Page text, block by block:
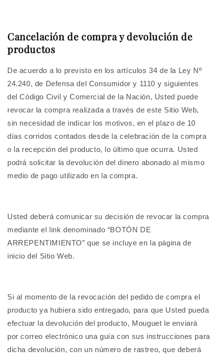
Cancelación de compra y devolución de
productos
De acuerdo a lo previsto en los artículos 34 de la Ley Nº
24.240, de Defensa del Consumidor y 1110 y siguientes
del Código Civil y Comercial de la Nación, Usted puede
revocar la compra realizada a través de este Sitio Web,
sin necesidad de indicar los motivos, en el plazo de 10
días corridos contados desde la celebración de la compra
o la recepción del producto, lo último que ocurra. Usted
podrá solicitar la devolución del dinero abonado al mismo
medio de pago utilizado en la compra.
Usted deberá comunicar su decisión de revocar la compra
mediante el link denominado “BOTÓN DE
ARREPENTIMIENTO” que se incluye en la página de
inicio del Sitio Web.
Si al momento de la revocación del pedido de compra el
producto ya hubiera sido entregado, para que Usted pueda
efectuar la devolución del producto, Mouguet le enviará
por correo electrónico una guía con sus instrucciones para
dicha devolución, con un número de rastreo, que deberá